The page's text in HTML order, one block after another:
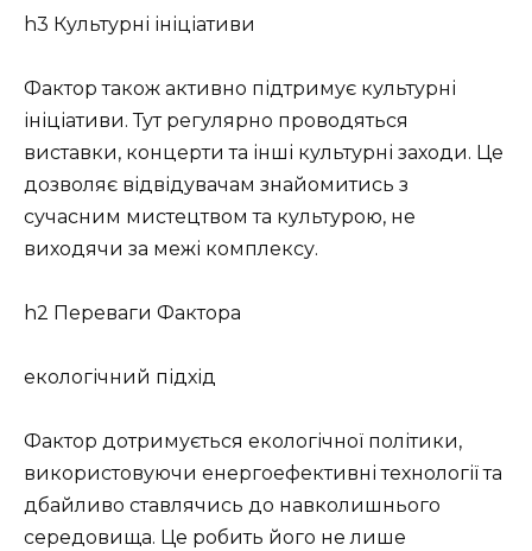
h3 Культурні ініціативи
Фактор також активно підтримує культурні
ініціативи. Тут регулярно проводяться
виставки, концерти та інші культурні заходи. Це
дозволяє відвідувачам знайомитись з
сучасним мистецтвом та культурою, не
виходячи за межі комплексу.
h2 Переваги Фактора
екологічний підхід
Фактор дотримується екологічної політики,
використовуючи енергоефективні технології та
дбайливо ставлячись до навколишнього
середовища. Це робить його не лише